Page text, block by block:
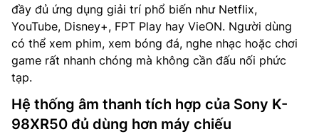
đầy đủ ứng dụng giải trí phổ biến như Netflix,
YouTube, Disney+, FPT Play hay VieON. Người dùng
có thể xem phim, xem bóng đá, nghe nhạc hoặc chơi
game rất nhanh chóng mà không cần đấu nối phức
tạp.
Hệ thống âm thanh tích hợp của Sony K-
98XR50 đủ dùng hơn máy chiếu